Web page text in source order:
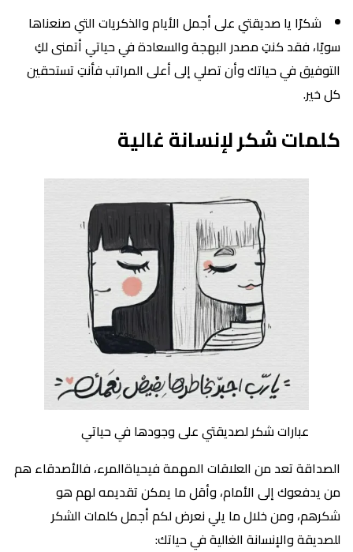
شكرًا يا صديقتي على أجمل الأيام والذكريات التي صنعناها
سويًا، فقد كنتِ مصدر البهجة والسعادة في حياتي أتمنى لكِ
التوفيق في حياتك وأن تصلي إلى أعلى المراتب فأنتِ تستحقين
كل خير.
كلمات شكر لإنسانة غالية
عبارات شكر لصديقتي على وجودها في حياتي
الصداقة تعد من العلاقات المهمة فيحياةالمرء، فالأصدقاء هم
من يدفعوك إلى الأمام، وأقل ما يمكن تقديمه لهم هو
شكرهم، ومن خلال ما يلي نعرض لكم أجمل كلمات الشكر
للصديقة والإنسانة الغالية في حياتك: